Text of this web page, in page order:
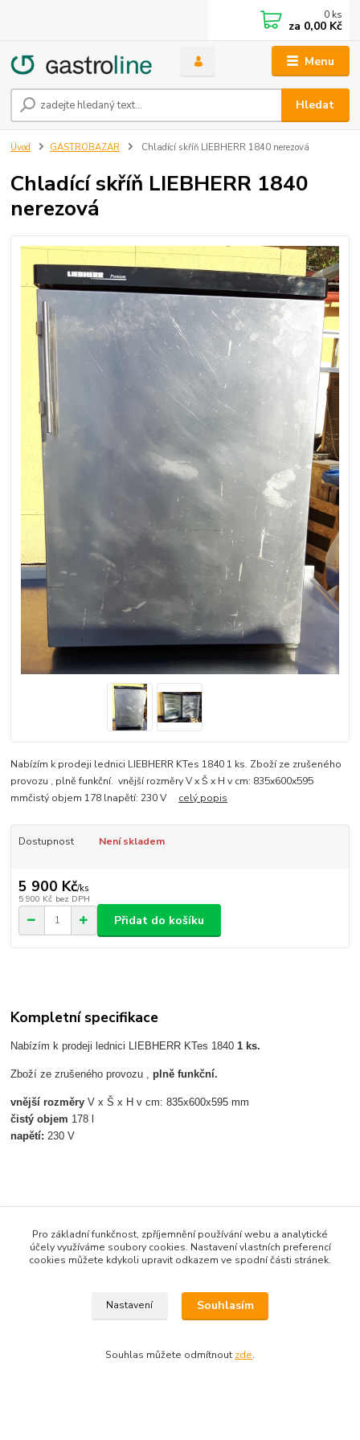
Menu
Hledat
0 ks
za 0,00 Kč
Úvod GASTROBAZAR Chladící skříň LIEBHERR 1840 nerezová
Chladící skříň LIEBHERR 1840
nerezová
Nabízím k prodeji lednici LIEBHERR KTes 1840 1 ks. Zboží ze zrušeného
provozu , plně funkční. vnější rozměry V x Š x H v cm: 835x600x595
mmčistý objem 178 lnapětí: 230 V celý popis
Dostupnost Není skladem
5 900 Kč/ks
5 900 Kč bez DPH
Přidat do košíku
Kompletní specifikace
Nabízím k prodeji lednici LIEBHERR KTes 1840 1 ks.
Zboží ze zrušeného provozu ,plně funkční.
vnější rozměry V x Š x H v cm: 835x600x595 mm
čistý objem 178 l
napětí: 230 V
Zboží zařazeno v kategoriích
Podle zákona o evidenci tržeb je prodávající povinen
Pro základní funkčnost, zpříjemnění používání webu a analytické
účely využíváme soubory cookies. Nastavení vlastních preferencí
cookies můžete kdykoli upravit odkazem ve spodní části stránek.
Nastavení Souhlasím
Souhlas můžete odmítnout zde.